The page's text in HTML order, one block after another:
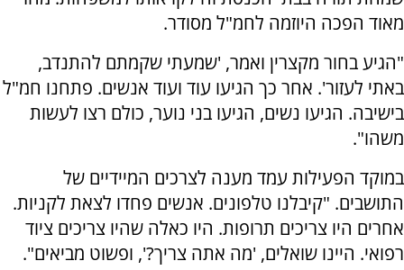
מאוד הפכה היוזמה לחמ"ל מסודר.
"הגיע בחור מקצרין ואמר, 'שמעתי שקמתם להתנדב,
באתי לעזור'. אחר כך הגיעו עוד ועוד אנשים. פתחנו חמ"ל
בישיבה. הגיעו נשים, הגיעו בני נוער, כולם רצו לעשות
משהו".
במוקד הפעילות עמד מענה לצרכים המיידיים של
התושבים. "קיבלנו טלפונים. אנשים פחדו לצאת לקניות.
אחרים היו צריכים תרופות. היו כאלה שהיו צריכים ציוד
רפואי. היינו שואלים, 'מה אתה צריך?', ופשוט מביאים".